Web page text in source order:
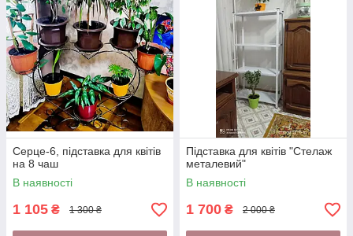
Серце-6, підставка для квітів
на 8 чаш
В наявності
1 105 ₴ 1 300 ₴
Підставка для квітів "Стелаж
металевий"
В наявності
1 700 ₴ 2 000 ₴